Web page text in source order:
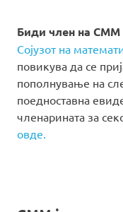
Биди член на СММ
Сојузот на
повикува да се
пополнување на
поедноставна
членарината за
овде.